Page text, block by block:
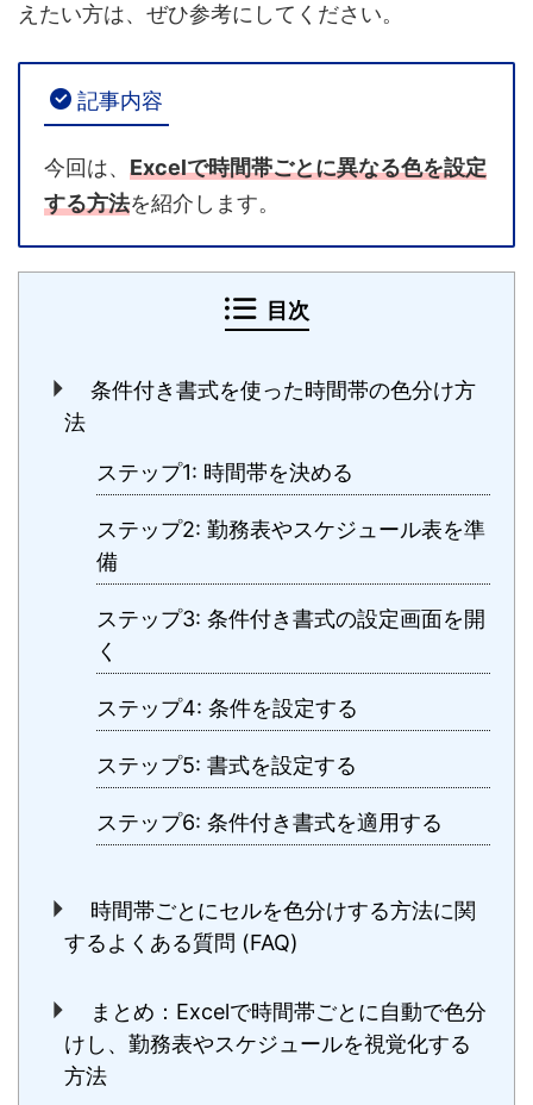
えたい方は、ぜひ参考にしてください。
記事内容
今回は、 Excelで時間帯ごとに異なる色を設定
する方法を紹介します。
目次
条件付き書式を使った時間帯の色分け方
法
ステップ1: 時間帯を決める
ステップ2: 勤務表やスケジュール表を準
備
ステップ3: 条件付き書式の設定画面を開
く
ステップ4: 条件を設定する
ステップ5: 書式を設定する
ステップ6: 条件付き書式を適用する
時間帯ごとにセルを色分けする方法に関
するよくある質問 (FAQ)
まとめ：Excelで時間帯ごとに自動で色分
けし、勤務表やスケジュールを視覚化する
方法